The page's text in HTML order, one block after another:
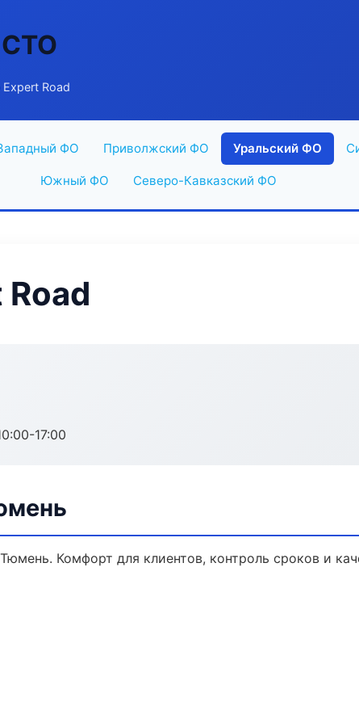
СТО
Road
ФО Приволжский ФО Уральский ФО
Южный ФО Северо-Кавказский ФО
17:00
Комфорт для клиентов, контроль сроков и